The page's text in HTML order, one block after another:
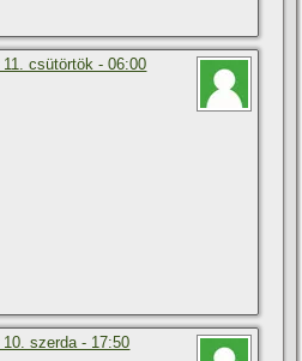
11. csütörtök - 06:00
10. szerda - 17:50